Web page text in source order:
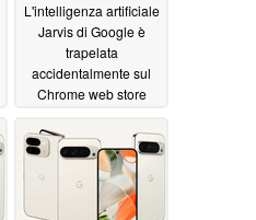
L'intelligenza artificiale
Jarvis di Google è
trapelata
accidentalmente sul
Chrome web store